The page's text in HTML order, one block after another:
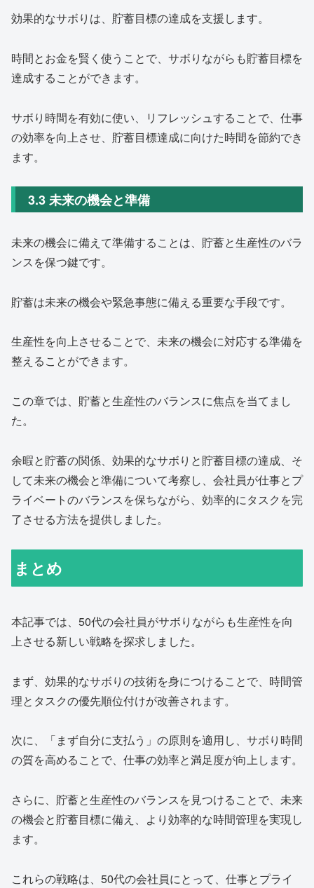
効果的なサボりは、貯蓄目標の達成を支援します。
時間とお金を賢く使うことで、サボりながらも貯蓄目標を
達成することができます。
サボり時間を有効に使い、リフレッシュすることで、仕事
の効率を向上させ、貯蓄目標達成に向けた時間を節約でき
ます。
3.3 未来の機会と準備
未来の機会に備えて準備することは、貯蓄と生産性のバラ
ンスを保つ鍵です。
貯蓄は未来の機会や緊急事態に備える重要な手段です。
生産性を向上させることで、未来の機会に対応する準備を
整えることができます。
この章では、貯蓄と生産性のバランスに焦点を当てまし
た。
余暇と貯蓄の関係、効果的なサボりと貯蓄目標の達成、そ
して未来の機会と準備について考察し、会社員が仕事とプ
ライベートのバランスを保ちながら、効率的にタスクを完
了させる方法を提供しました。
まとめ
本記事では、50代の会社員がサボりながらも生産性を向
上させる新しい戦略を探求しました。
まず、効果的なサボりの技術を身につけることで、時間管
理とタスクの優先順位付けが改善されます。
次に、「まず自分に支払う」の原則を適用し、サボり時間
の質を高めることで、仕事の効率と満足度が向上します。
さらに、貯蓄と生産性のバランスを見つけることで、未来
の機会と貯蓄目標に備え、より効率的な時間管理を実現し
ます。
これらの戦略は、50代の会社員にとって、仕事とプライ